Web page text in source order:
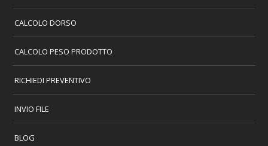
CALCOLO DORSO
CALCOLO PESO PRODOTTO
RICHIEDI PREVENTIVO
INVIO FILE
BLOG